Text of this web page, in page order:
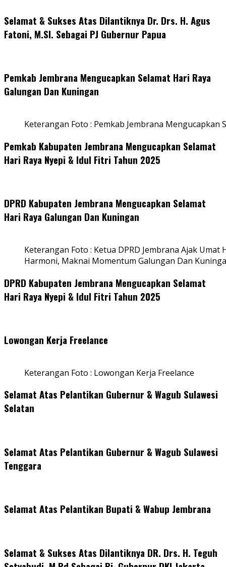
Selamat & Sukses Atas Dilantiknya Dr. Drs. H. Agus
Fatoni, M.SI. Sebagai PJ Gubernur Papua
Pemkab Jembrana Mengucapkan Selamat Hari Raya
Galungan Dan Kuningan
Keterangan Foto : Pemkab Jembrana Mengucapkan
Pemkab Kabupaten Jembrana Mengucapkan Selamat
Hari Raya Nyepi & Idul Fitri Tahun 2025
DPRD Kabupaten Jembrana Mengucapkan Selamat
Hari Raya Galungan Dan Kuningan
Keterangan Foto : Ketua DPRD Jembrana Ajak
Harmoni, Maknai Momentum Galungan Dan
DPRD Kabupaten Jembrana Mengucapkan Selamat
Hari Raya Nyepi & Idul Fitri Tahun 2025
Lowongan Kerja Freelance
Keterangan Foto : Lowongan Kerja Freelance
Selamat Atas Pelantikan Gubernur & Wagub Sulawesi
Selatan
Selamat Atas Pelantikan Gubernur & Wagub Sulawesi
Tenggara
Selamat Atas Pelantikan Bupati & Wabup Jembrana
Selamat & Sukses Atas Dilantiknya DR. Drs. H. Teguh